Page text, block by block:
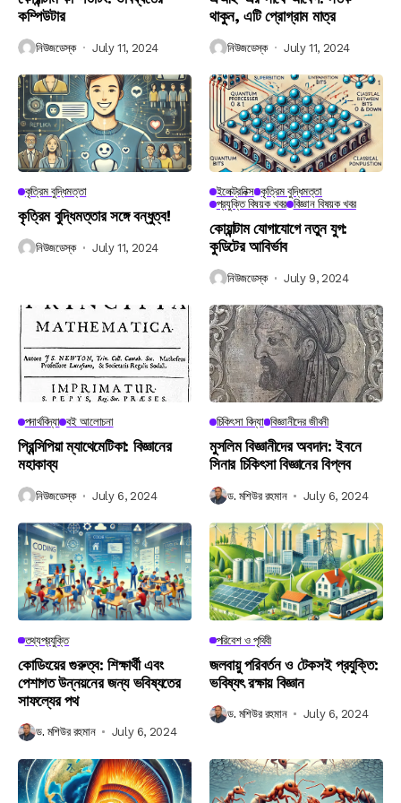
কম্পিউটার
নিউজডেস্ক July 11, 2024
থাকুন, এটি প্রোগ্রাম মাত্র
নিউজডেস্ক July 11, 2024
কৃত্রিম বুদ্ধিমত্তা
কৃত্রিম বুদ্ধিমত্তার সঙ্গে বন্ধুত্ব!
নিউজডেস্ক July 11, 2024
ইলেক্ট্রনিক্স কৃত্রিম বুদ্ধিমত্তা
প্রযুক্তি বিষয়ক খবর বিজ্ঞান বিষয়ক খবর
কোয়ান্টাম যোগাযোগে নতুন যুগ:
কুডিটের আবির্ভাব
নিউজডেস্ক July 9, 2024
পদার্থবিদ্যা বই আলোচনা
প্রিন্সিপিয়া ম্যাথেমেটিকা: বিজ্ঞানের
মহাকাব্য
নিউজডেস্ক July 6, 2024
চিকিৎসা বিদ্যা বিজ্ঞানীদের জীবনী
মুসলিম বিজ্ঞানীদের অবদান: ইবনে
সিনার চিকিৎসা বিজ্ঞানের বিপ্লব
ড. মশিউর রহমান July 6, 2024
তথ্যপ্রযুক্তি
কোডিংয়ের গুরুত্ব: শিক্ষার্থী এবং
পেশাগত উন্নয়নের জন্য ভবিষ্যতের
সাফল্যের পথ
ড. মশিউর রহমান July 6, 2024
পরিবেশ ও পৃথিবী
জলবায়ু পরিবর্তন ও টেকসই প্রযুক্তি:
ভবিষ্যৎ রক্ষায় বিজ্ঞান
ড. মশিউর রহমান July 6, 2024